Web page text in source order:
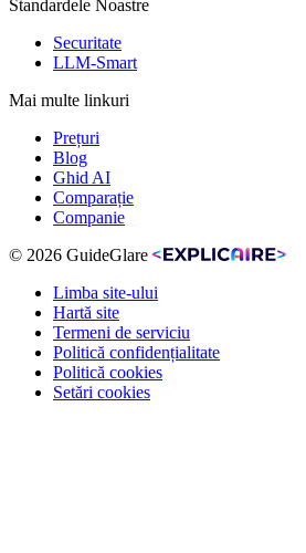
Standardele Noastre
Securitate
LLM-Smart
Mai multe linkuri
Prețuri
Blog
Ghid AI
Comparație
Companie
© 2026 GuideGlare
Limba site-ului
Hartă site
Termeni de serviciu
Politică confidențialitate
Politică cookies
Setări cookies